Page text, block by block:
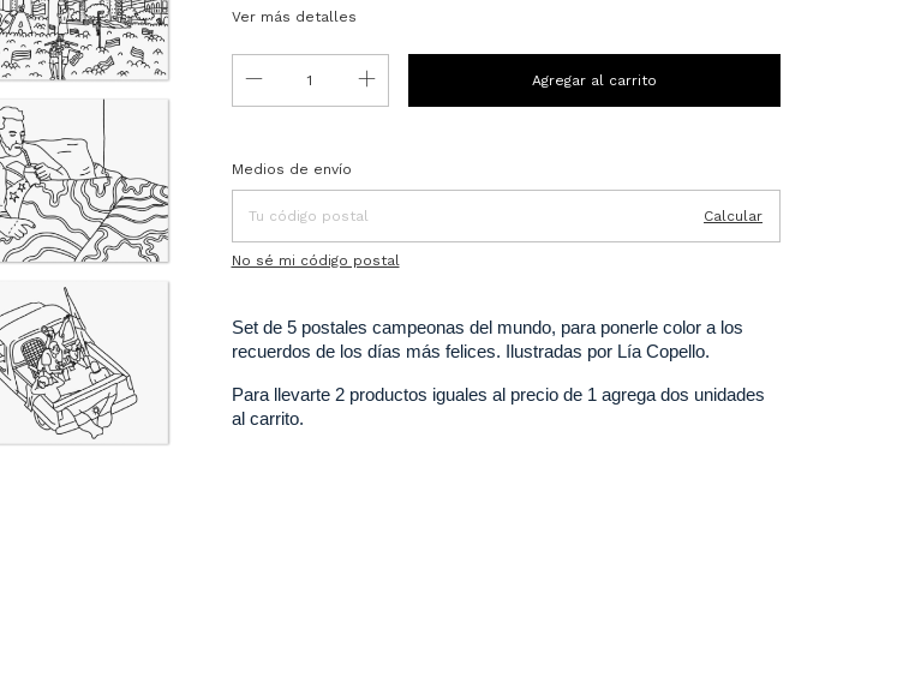
Ver más detalles
Entregas para el CP:
Medios de envío
Calcular
No sé mi código postal
Set de 5 postales campeonas del mundo, para ponerle color a los
recuerdos de los días más felices. Ilustradas por Lía Copello.
Para llevarte 2 productos iguales al precio de 1 agrega dos unidades
al carrito.